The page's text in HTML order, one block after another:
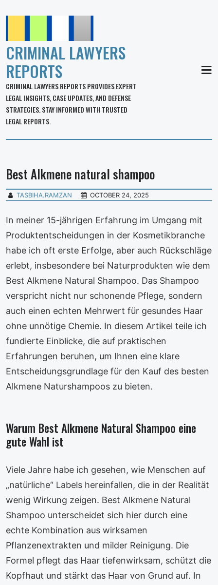
CRIMINAL LAWYERS
REPORTS
CRIMINAL LAWYERS REPORTS PROVIDES EXPERT
LEGAL INSIGHTS, CASE UPDATES, AND DEFENSE
STRATEGIES. STAY INFORMED WITH TRUSTED
LEGAL REPORTS.
Best Alkmene natural shampoo
TASBIHA.RAMZAN OCTOBER 24, 2025
In meiner 15-jährigen Erfahrung im Umgang mit
Produktentscheidungen in der Kosmetikbranche
habe ich oft erste Erfolge, aber auch Rückschläge
erlebt, insbesondere bei Naturprodukten wie dem
Best Alkmene Natural Shampoo. Das Shampoo
verspricht nicht nur schonende Pflege, sondern
auch einen echten Mehrwert für gesundes Haar
ohne unnötige Chemie. In diesem Artikel teile ich
fundierte Einblicke, die auf praktischen
Erfahrungen beruhen, um Ihnen eine klare
Entscheidungsgrundlage für den Kauf des besten
Alkmene Naturshampoos zu bieten.
Warum Best Alkmene Natural Shampoo eine
gute Wahl ist
Viele Jahre habe ich gesehen, wie Menschen auf
„natürliche“ Labels hereinfallen, die in der Realität
wenig Wirkung zeigen. Best Alkmene Natural
Shampoo unterscheidet sich hier durch eine
echte Kombination aus wirksamen
Pflanzenextrakten und milder Reinigung. Die
Formel pflegt das Haar tiefenwirksam, schützt die
Kopfhaut und stärkt das Haar von Grund auf. In